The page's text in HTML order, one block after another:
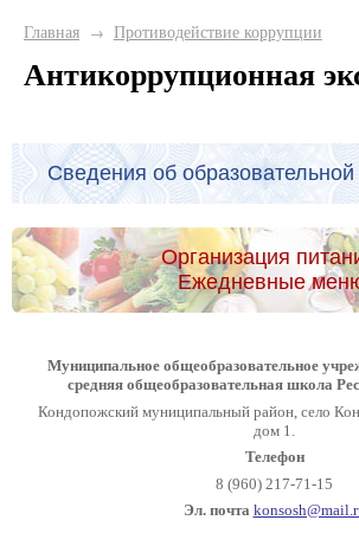
Главная → Противодействие коррупции
Антикоррупционная
Сведения об образовательной
Организация
Ежедневные
Муниципальное общеобразовательное
средняя общеобразовательная школа
Кондопожский муниципальный район, село
дом 1.
Телефон
8 (960) 217-71-15
Эл. почта